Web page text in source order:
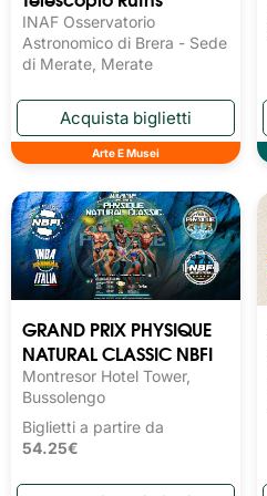
INAF Osservatorio
Astronomico di Brera - Sede
di Merate, Merate
Arte E Musei
GRAND PRIX PHYSIQUE
NATURAL CLASSIC NBFI
Montresor Hotel Tower,
Bussolengo
Biglietti a partire da
54.25€